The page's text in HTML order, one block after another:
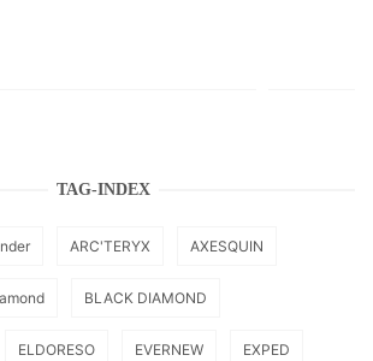
TAG-INDEX
ARC'TERYX AXESQUIN
BLACK DIAMOND
ELDORESO EVERNEW EXPED